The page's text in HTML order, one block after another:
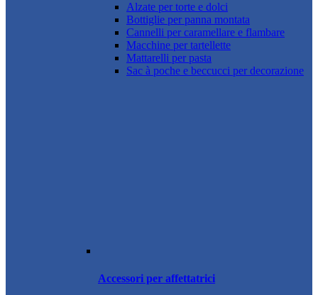
Alzate per torte e dolci
Bottiglie per panna montata
Cannelli per caramellare e flambare
Macchine per tartellette
Mattarelli per pasta
Sac à poche e beccucci per decorazione
Accessori per affettatrici